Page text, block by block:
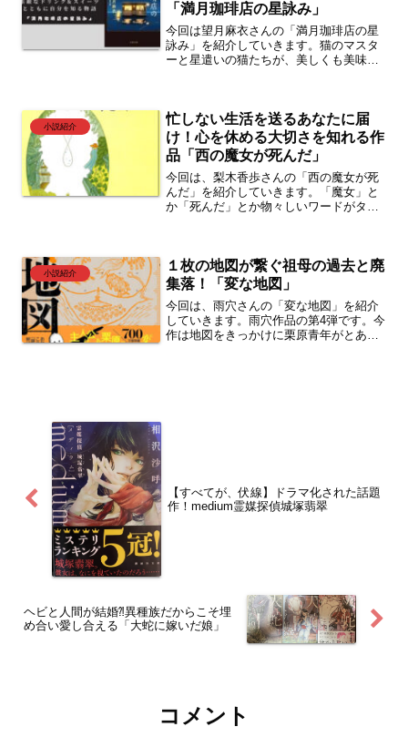
「満月珈琲店の星詠み」
今回は望月麻衣さんの「満月珈琲店の星
詠み」を紹介していきます。猫のマスタ
ーと星遣いの猫たちが、美しくも美味し
くれます。癒やされつつも自分の進む方
向性を示してくれる、そんな読書体験は
いかがでしょうか？
小説紹介
忙しない生活を送るあなたに届
け！心を休める大切さを知れる作
品「西の魔女が死んだ」
今回は、梨木香歩さんの「西の魔女が死
んだ」を紹介していきます。「魔女」と
か「死んだ」とか物々しいワードがタイ
ものなんじゃないかなと思い紹介させて
いただいています。忙しない日々を送る
あなたに送りたい作品です。ぜひ読んで
みてください。
小説紹介
１枚の地図が繋ぐ祖母の過去と廃
集落！「変な地図」
今回は、雨穴さんの「変な地図」を紹介
していきます。雨穴作品の第4弾です。今
作は地図をきっかけに栗原青年がとある
【すべてが、伏線】ドラマ化された話題
作！medium霊媒探偵城塚翡翠
ヘビと人間が結婚⁈異種族だからこそ埋
め合い愛し合える「大蛇に嫁いだ娘」
コメント